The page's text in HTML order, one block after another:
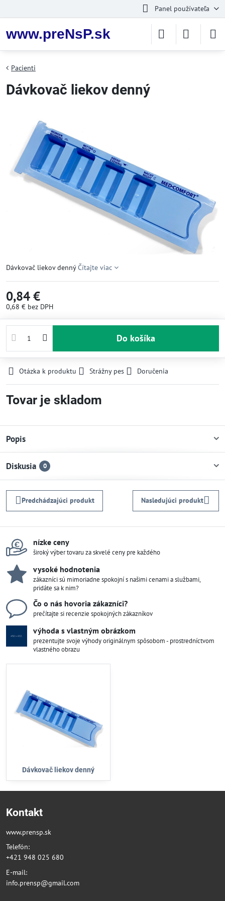
Panel používateľa
www.preNsP.sk
Pacienti
Dávkovač liekov denný
Dávkovač liekov dennýČítajte viac
0,84 €
0,68 € bez DPH
Do košíka
Otázka k produktu Strážny pes Doručenia
Tovar je skladom
Popis
Diskusia 0
Predchádzajúci produkt Nasledujúci produkt
nízke ceny
široký výber tovaru za skvelé ceny pre každého
vysoké hodnotenia
zákazníci sú mimoriadne spokojní s našimi cenami a službami,
pridáte sa k nim?
Čo o nás hovoria zákazníci?
prečítajte si recenzie spokojných zákazníkov
výhoda s vlastným obrázkom
prezentujte svoje výhody originálnym spôsobom - prostredníctvom
vlastného obrazu
Dávkovač liekov denný
Kontakt
www.prensp.sk
Telefón:
+421 948 025 680
E-mail:
info.prensp@gmail.com